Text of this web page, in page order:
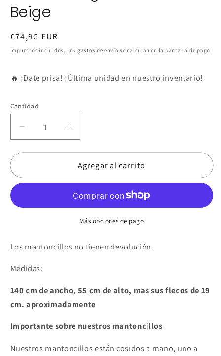
Beige
Precio
habitual
€74,95 EUR
Impuestos incluidos. Los gastos de envío se calculan en la pantalla de pago.
🔥 ¡Date prisa! ¡Última unidad en nuestro inventario!
Cantidad
Reducir
cantidad
para
Ángela
Beige
Aumentar
cantidad
para
Mantón
Ángela
Tono
Beige
Agregar al carrito
Más opciones de pago
Los mantoncillos no tienen devolución
Medidas:
140 cm de ancho, 55 cm de alto, mas sus flecos de 19
cm. aproximadamente
Importante sobre nuestros mantoncillos
Nuestros mantoncillos están cosidos a mano, uno a